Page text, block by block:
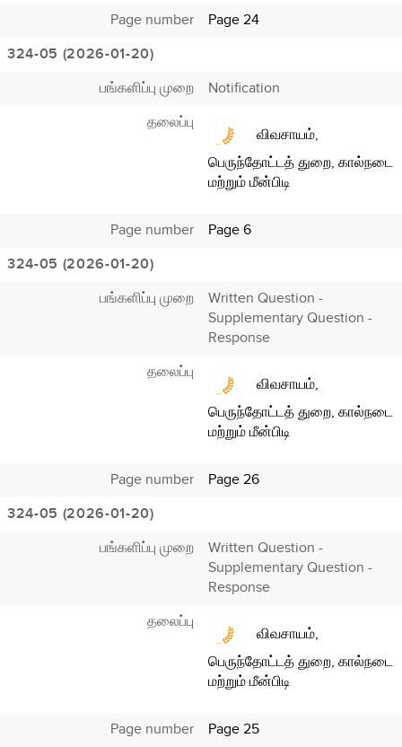
Page number
Page 24
324-05 (2026-01-20)
பங்களிப்பு முறை
Notification
தலைப்பு
விவசாயம்,
பெருந்தோட்டத் துறை, கால்நடை
மற்றும் மீன்பிடி
Page number
Page 6
324-05 (2026-01-20)
பங்களிப்பு முறை
Written Question -
Supplementary Question -
Response
தலைப்பு
விவசாயம்,
பெருந்தோட்டத் துறை, கால்நடை
மற்றும் மீன்பிடி
Page number
Page 26
324-05 (2026-01-20)
பங்களிப்பு முறை
Written Question -
Supplementary Question -
Response
தலைப்பு
விவசாயம்,
பெருந்தோட்டத் துறை, கால்நடை
மற்றும் மீன்பிடி
Page number
Page 25